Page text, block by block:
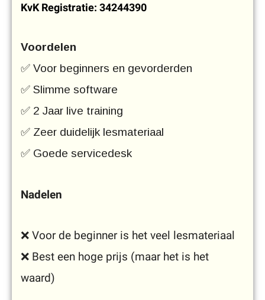
KvK Registratie: 34244390
Voordelen
✅ Voor beginners en gevorderden
✅ Slimme software
✅ 2 Jaar live training
✅ Zeer duidelijk lesmateriaal
✅ Goede servicedesk
Nadelen
❌ Voor de beginner is het veel lesmateriaal
❌ Best een hoge prijs (maar het is het
waard)